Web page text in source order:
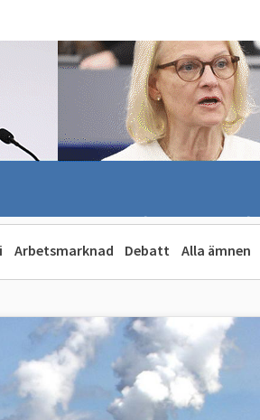
Arbetsmarknad Debatt Alla ämnen